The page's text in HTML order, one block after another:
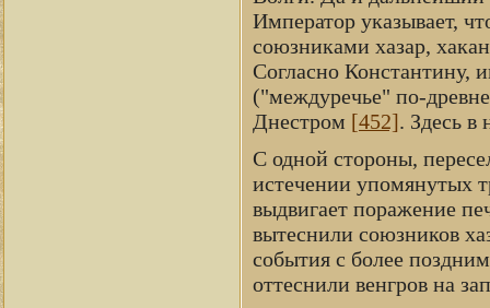
Император указывает,
союзниками хазар,
Согласно Константину,
("междуречье" по-
Днестром [452]. Здесь в
С одной стороны,
истечении упомянутых
выдвигает поражение
вытеснили союзников
события с более
оттеснили венгров на